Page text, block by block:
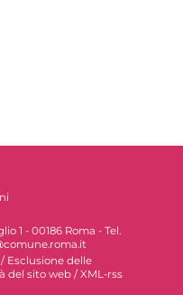
1 - 00186 Roma - Tel.
/ Esclusione delle
del sito web /XML-rss